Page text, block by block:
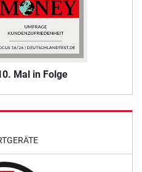
Mal in Folge